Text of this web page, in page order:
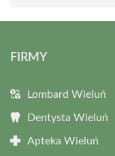
FIRMY
Lombard Wieluń
Dentysta Wieluń
Apteka Wieluń